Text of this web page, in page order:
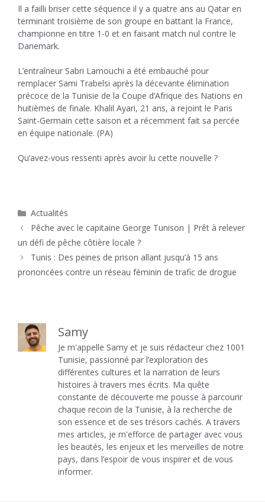
Il a failli briser cette séquence il y a quatre ans au Qatar en
terminant troisième de son groupe en battant la France,
championne en titre 1-0 et en faisant match nul contre le
Danemark.
L’entraîneur Sabri Lamouchi a été embauché pour
remplacer Sami Trabelsi après la décevante élimination
précoce de la Tunisie de la Coupe d’Afrique des Nations en
huitièmes de finale. Khalil Ayari, 21 ans, a rejoint le Paris
Saint-Germain cette saison et a récemment fait sa percée
en équipe nationale. (PA)
Qu’avez-vous ressenti après avoir lu cette nouvelle ?
Catégories
Actualités
Pêche avec le capitaine George Tunison | Prêt à relever
un défi de pêche côtière locale ?
Tunis : Des peines de prison allant jusqu’à 15 ans
prononcées contre un réseau féminin de trafic de drogue
Samy
Je m'appelle Samy et je suis rédacteur chez 1001
Tunisie, passionné par l’exploration des
différentes cultures et la narration de leurs
histoires à travers mes écrits. Ma quête
constante de découverte me pousse à parcourir
chaque recoin de la Tunisie, à la recherche de
son essence et de ses trésors cachés. A travers
mes articles, je m'efforce de partager avec vous
les beautés, les enjeux et les merveilles de notre
pays, dans l’espoir de vous inspirer et de vous
informer.